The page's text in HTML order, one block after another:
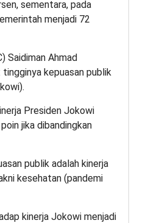
sementara, pada
menjadi 72
Saidiman Ahmad
kepuasan publik
Presiden Jokowi
jika dibandingkan
publik adalah kinerja
kesehatan (pandemi
kinerja Jokowi menjadi